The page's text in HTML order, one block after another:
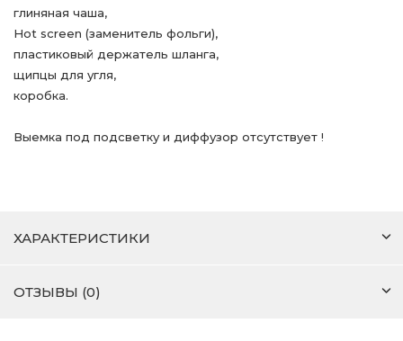
глиняная чаша,
Hot screen (заменитель фольги),
пластиковый держатель шланга,
щипцы для угля,
коробка.
Выемка под подсветку и диффузор отсутствует !
ХАРАКТЕРИСТИКИ
ОТЗЫВЫ (0)